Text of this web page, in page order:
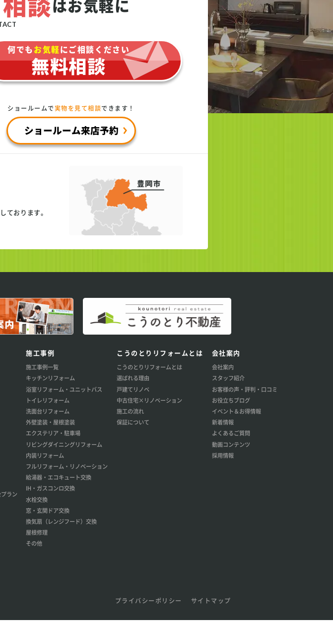
はお気軽に
何でもお気軽にご相談ください
無料相談
ショールームで実物を見て相談できます！
ショールーム来店予約
ております。
ラン
施工事例
施工事例一覧
キッチンリフォーム
浴室リフォーム・ユニットバス
トイレリフォーム
洗面台リフォーム
外壁塗装・屋根塗装
エクステリア・駐車場
リビングダイニングリフォーム
内装リフォーム
フルリフォーム・リノベーション
給湯器・エコキュート交換
IH・ガスコンロ交換
水栓交換
窓・玄関ドア交換
換気扇（レンジフード）交換
屋根修理
その他
こうのとりリフォームとは
こうのとりリフォームとは
選ばれる理由
戸建てリノベ
中古住宅×リノベーション
施工の流れ
保証について
会社案内
会社案内
スタッフ紹介
お客様の声・評判・口コミ
お役立ちブログ
イベント＆お得情報
新着情報
よくあるご質問
動画コンテンツ
採用情報
プライバシーポリシー サイトマップ